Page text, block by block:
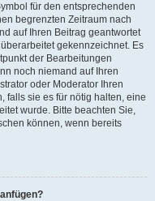
für den entsprechenden
begrenzten Zeitraum nach
auf Ihren Beitrag geantwortet
gekennzeichnet. Es
der Bearbeitungen
noch niemand auf Ihren
oder Moderator Ihren
falls sie es für nötig halten, eine
wurde. Bitte beachten Sie,
können, wenn bereits